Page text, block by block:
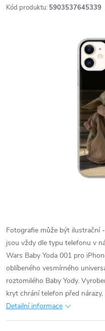
Kód produktu: 5903537645339
Fotografie může být ilustrační
jsou vždy dle typu telefonu v
Wars Baby Yoda 001 pro
oblíbeného vesmírného
roztomilého Baby Yody.
kryt chrání telefon před
Detailní informace